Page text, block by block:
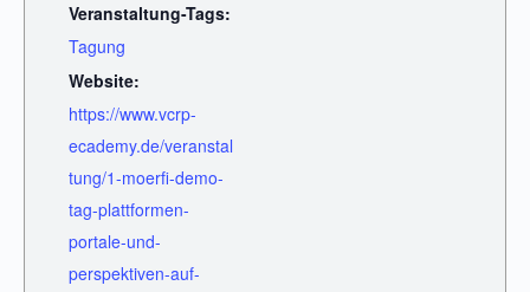
Veranstaltung-Tags:
Tagung
Website:
https://www.vcrp-
ecademy.de/veranstal
tung/1-moerfi-demo-
tag-plattformen-
portale-und-
perspektiven-auf-